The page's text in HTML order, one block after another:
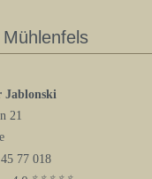
Jablonski
21
77 018